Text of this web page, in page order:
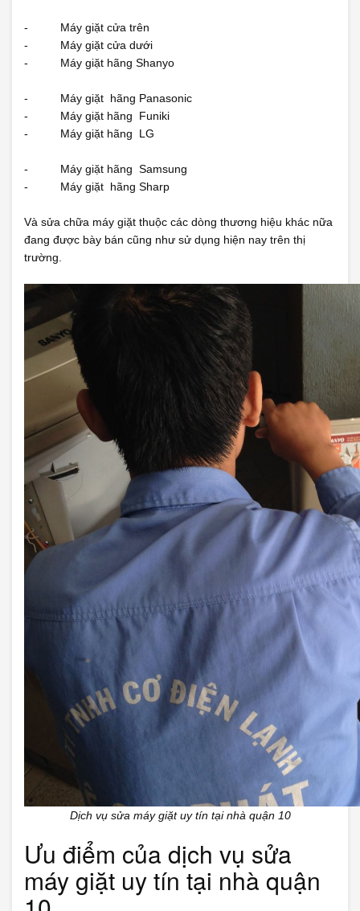
- Máy giặt cửa trên
- Máy giặt cửa dưới
- Máy giặt hãng Shanyo
- Máy giặt hãng Panasonic
- Máy giặt hãng Funiki
- Máy giặt hãng LG
- Máy giặt hãng Samsung
- Máy giặt hãng Sharp
Và sửa chữa máy giặt thuộc các dòng thương hiệu khác nữa
đang được bày bán cũng như sử dụng hiện nay trên thị
trường.
Dịch vụ sửa máy giặt uy tín tại nhà quận 10
Ưu điểm của dịch vụ sửa
máy giặt uy tín tại nhà quận